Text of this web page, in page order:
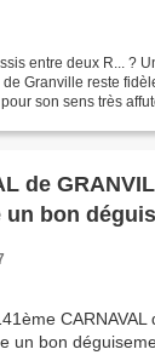
entre deux R... ?
Granville reste
son sens très
de
bon